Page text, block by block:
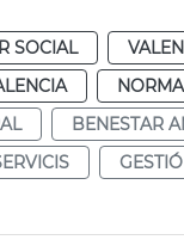
SOCIAL
BENESTAR